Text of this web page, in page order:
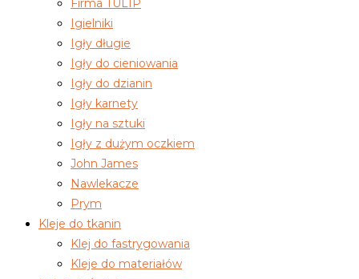
Firma TULIP
Igielniki
Igły długie
Igły do cieniowania
Igły do dzianin
Igły karnety
Igły na sztuki
Igły z dużym oczkiem
John James
Nawlekacze
Prym
Kleje do tkanin
Klej do fastrygowania
Kleje do materiałów